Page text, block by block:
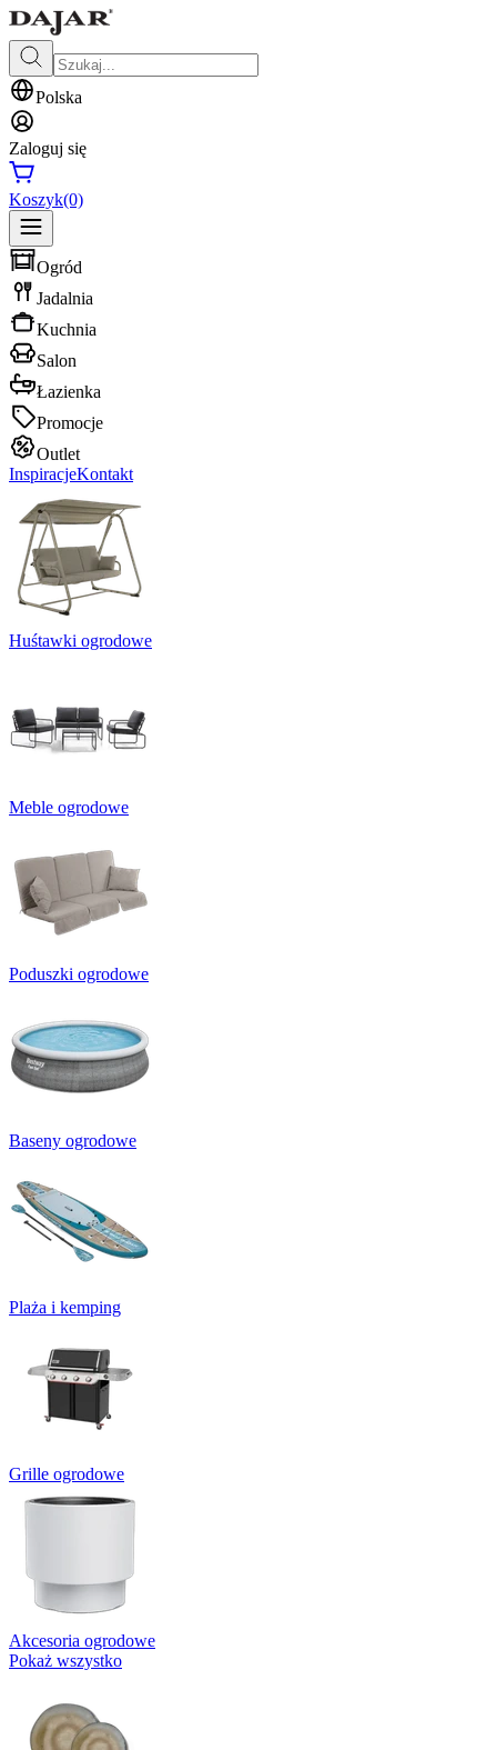
Polska
Zaloguj się
Koszyk(0)
Ogród
Jadalnia
Kuchnia
Salon
Łazienka
Promocje
Outlet
InspiracjeKontakt
Huśtawki ogrodowe
Meble ogrodowe
Poduszki ogrodowe
Baseny ogrodowe
Plaża i kemping
Grille ogrodowe
Akcesoria ogrodowe
Pokaż wszystko